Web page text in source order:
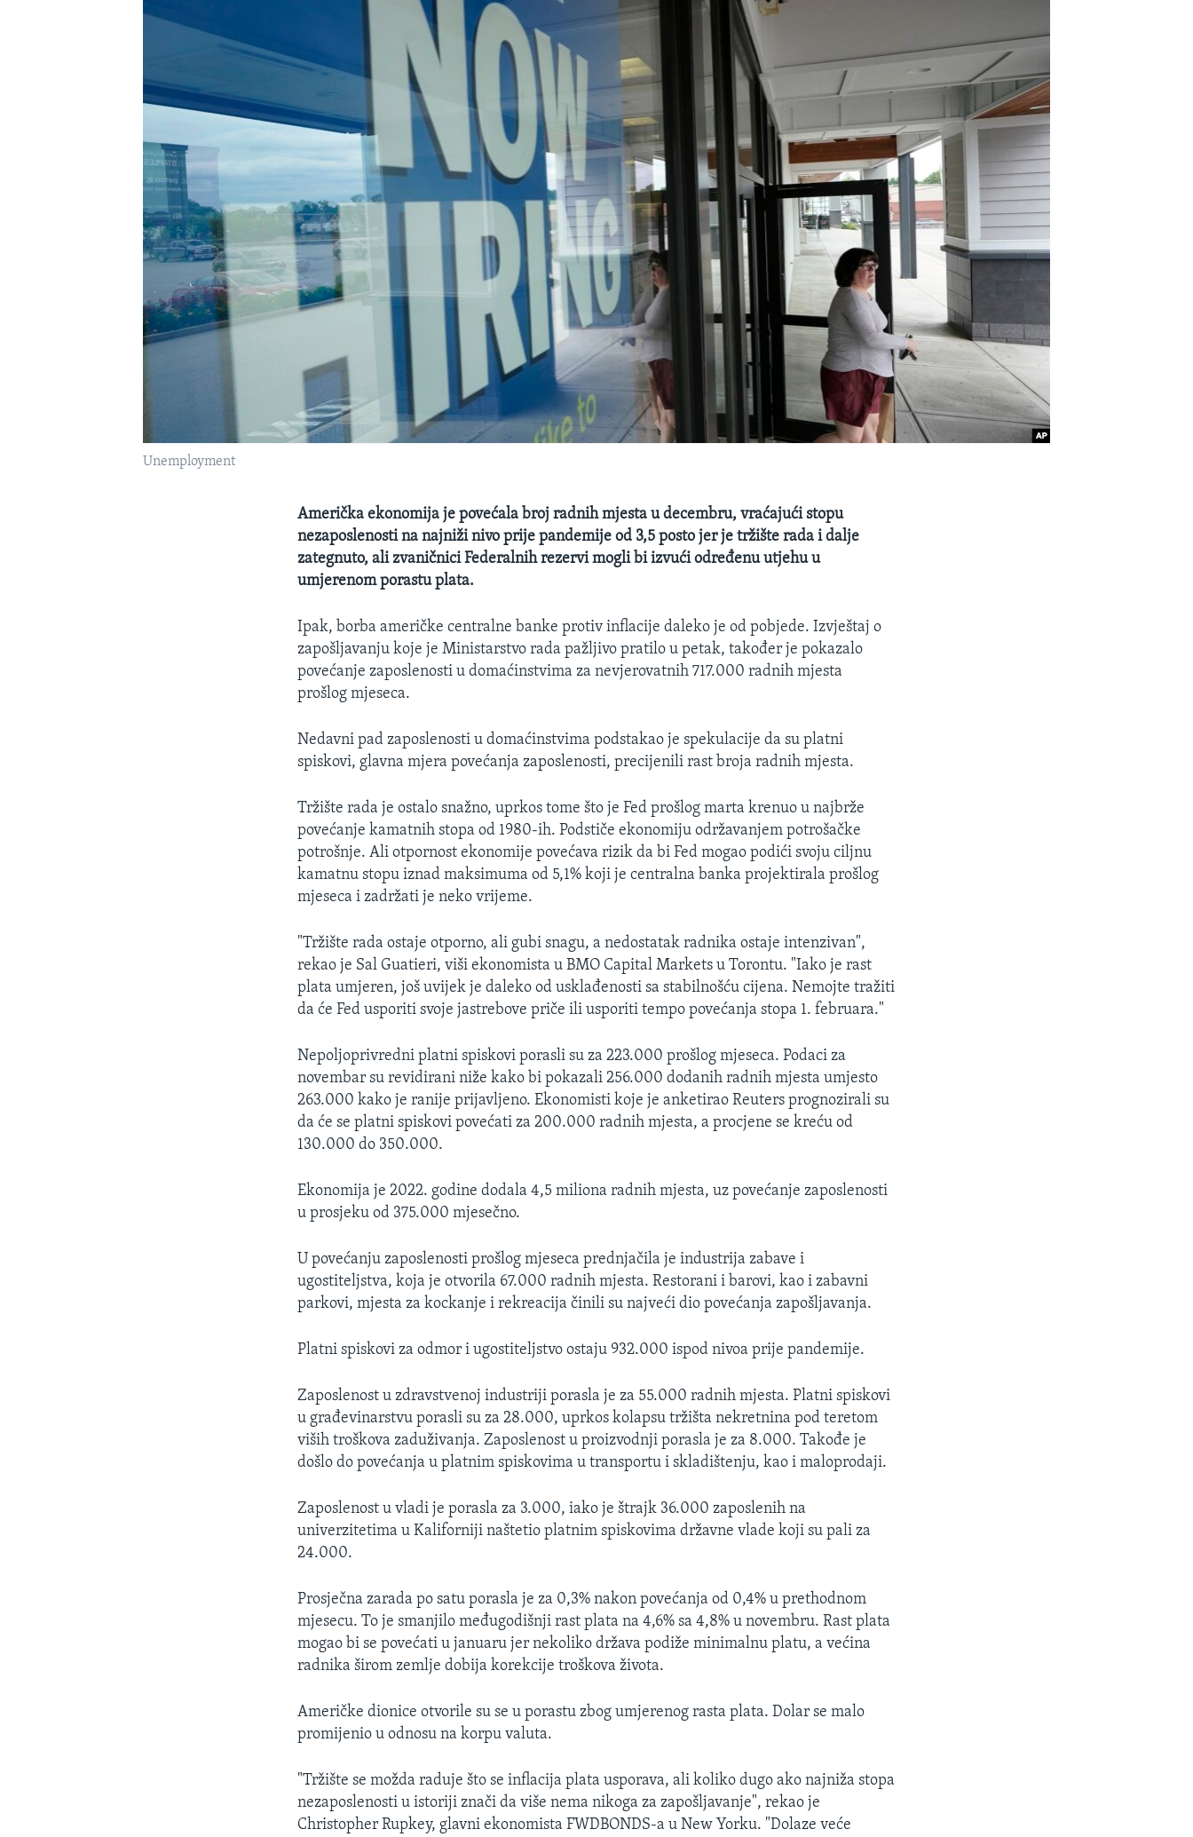
Unemployment
Američka ekonomija je povećala broj radnih mjesta u decembru, vraćajući stopu
nezaposlenosti na najniži nivo prije pandemije od 3,5 posto jer je tržište rada i dalje
zategnuto, ali zvaničnici Federalnih rezervi mogli bi izvući određenu utjehu u
umjerenom porastu plata.
Ipak, borba američke centralne banke protiv inflacije daleko je od pobjede. Izvještaj o
zapošljavanju koje je Ministarstvo rada pažljivo pratilo u petak, također je pokazalo
povećanje zaposlenosti u domaćinstvima za nevjerovatnih 717.000 radnih mjesta
prošlog mjeseca.
Nedavni pad zaposlenosti u domaćinstvima podstakao je spekulacije da su platni
spiskovi, glavna mjera povećanja zaposlenosti, precijenili rast broja radnih mjesta.
Tržište rada je ostalo snažno, uprkos tome što je Fed prošlog marta krenuo u najbrže
povećanje kamatnih stopa od 1980-ih. Podstiče ekonomiju održavanjem potrošačke
potrošnje. Ali otpornost ekonomije povećava rizik da bi Fed mogao podići svoju ciljnu
kamatnu stopu iznad maksimuma od 5,1% koji je centralna banka projektirala prošlog
mjeseca i zadržati je neko vrijeme.
"Tržište rada ostaje otporno, ali gubi snagu, a nedostatak radnika ostaje intenzivan",
rekao je Sal Guatieri, viši ekonomista u BMO Capital Markets u Torontu. "Iako je rast
plata umjeren, još uvijek je daleko od usklađenosti sa stabilnošću cijena. Nemojte tražiti
da će Fed usporiti svoje jastrebove priče ili usporiti tempo povećanja stopa 1. februara."
Nepoljoprivredni platni spiskovi porasli su za 223.000 prošlog mjeseca. Podaci za
novembar su revidirani niže kako bi pokazali 256.000 dodanih radnih mjesta umjesto
263.000 kako je ranije prijavljeno. Ekonomisti koje je anketirao Reuters prognozirali su
da će se platni spiskovi povećati za 200.000 radnih mjesta, a procjene se kreću od
130.000 do 350.000.
Ekonomija je 2022. godine dodala 4,5 miliona radnih mjesta, uz povećanje zaposlenosti
u prosjeku od 375.000 mjesečno.
U povećanju zaposlenosti prošlog mjeseca prednjačila je industrija zabave i
ugostiteljstva, koja je otvorila 67.000 radnih mjesta. Restorani i barovi, kao i zabavni
parkovi, mjesta za kockanje i rekreacija činili su najveći dio povećanja zapošljavanja.
Platni spiskovi za odmor i ugostiteljstvo ostaju 932.000 ispod nivoa prije pandemije.
Zaposlenost u zdravstvenoj industriji porasla je za 55.000 radnih mjesta. Platni spiskovi
u građevinarstvu porasli su za 28.000, uprkos kolapsu tržišta nekretnina pod teretom
viših troškova zaduživanja. Zaposlenost u proizvodnji porasla je za 8.000. Takođe je
došlo do povećanja u platnim spiskovima u transportu i skladištenju, kao i maloprodaji.
Zaposlenost u vladi je porasla za 3.000, iako je štrajk 36.000 zaposlenih na
univerzitetima u Kaliforniji naštetio platnim spiskovima državne vlade koji su pali za
24.000.
Prosječna zarada po satu porasla je za 0,3% nakon povećanja od 0,4% u prethodnom
mjesecu. To je smanjilo međugodišnji rast plata na 4,6% sa 4,8% u novembru. Rast plata
mogao bi se povećati u januaru jer nekoliko država podiže minimalnu platu, a većina
radnika širom zemlje dobija korekcije troškova života.
Američke dionice otvorile su se u porastu zbog umjerenog rasta plata. Dolar se malo
promijenio u odnosu na korpu valuta.
"Tržište se možda raduje što se inflacija plata usporava, ali koliko dugo ako najniža stopa
nezaposlenosti u istoriji znači da više nema nikoga za zapošljavanje", rekao je
Christopher Rupkey, glavni ekonomista FWDBONDS-a u New Yorku. "Dolaze veće